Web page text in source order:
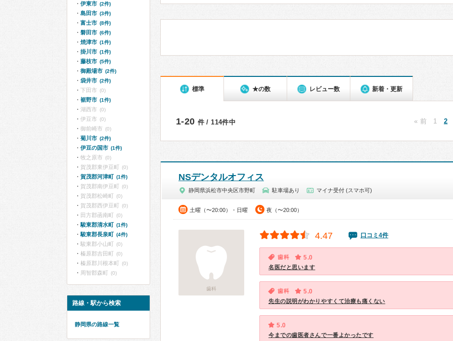
標準 ★の数 レビュー数 新着・更新
1-20 件 / 114件中 « 前 1 2
NSデンタルオフィス
静岡県浜松市中央区市野町 駐車場あり マイナ受付 (スマホ可)
土曜（〜20:00）・日曜 夜（〜20:00）
歯科
4.47 口コミ4件
歯科 5.0
名医だと思います
歯科 5.0
先生の説明がわかりやすくて治療も痛くない
5.0
今までの歯医者さんで一番よかったです
伊東市 (2件)
島田市 (3件)
富士市 (8件)
磐田市 (6件)
焼津市 (1件)
掛川市 (1件)
藤枝市 (5件)
御殿場市 (2件)
袋井市 (2件)
下田市 (0)
裾野市 (1件)
湖西市 (0)
伊豆市 (0)
御前崎市 (0)
菊川市 (2件)
伊豆の国市 (1件)
牧之原市 (0)
賀茂郡東伊豆町 (0)
賀茂郡河津町 (1件)
賀茂郡南伊豆町 (0)
賀茂郡松崎町 (0)
賀茂郡西伊豆町 (0)
田方郡函南町 (0)
駿東郡清水町 (1件)
駿東郡長泉町 (4件)
駿東郡小山町 (0)
榛原郡吉田町 (0)
榛原郡川根本町 (0)
周智郡森町 (0)
路線・駅から検索
静岡県の路線一覧